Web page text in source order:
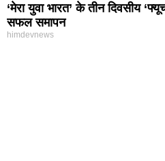
‘मेरा युवा भारत’ के तीन दिवसीय
सफल समापन
himdevnews